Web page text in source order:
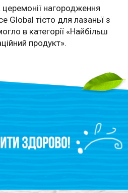
нагородження
Global тісто для лазаньї з
в категорії «Найбільш
продукт».